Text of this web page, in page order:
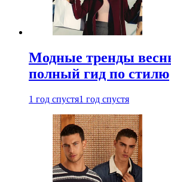
Модные тренды
полный гид по стилю
1 год спустя1 год спустя